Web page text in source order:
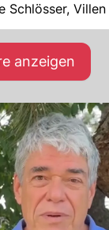
anzeigen